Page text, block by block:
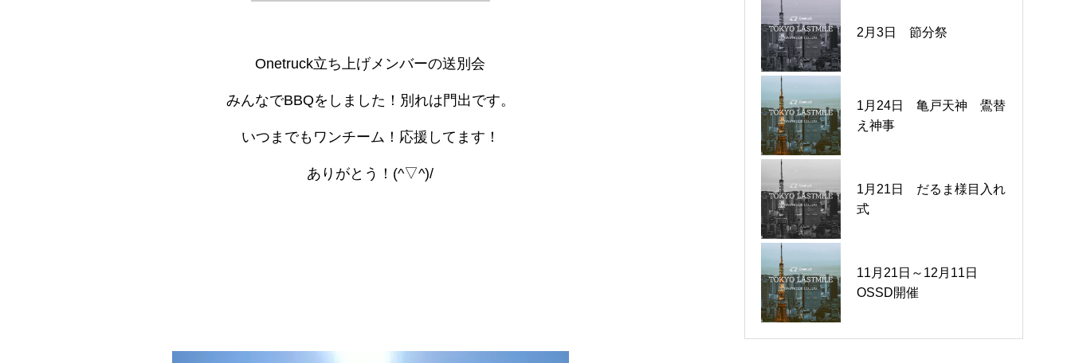
Onetruck立ち上げメンバーの送別会
みんなでBBQをしました！別れは門出です。
いつまでもワンチーム！応援してます！
ありがとう！(^▽^)/
2月3日 節分祭
1月24日 亀戸天神 鷽替
え神事
1月21日 だるま様目入れ
式
11月21日～12月11日
OSSD開催
夏の三連星
OSSD開催
2025秋冬ユニフォーム
冬の三連星